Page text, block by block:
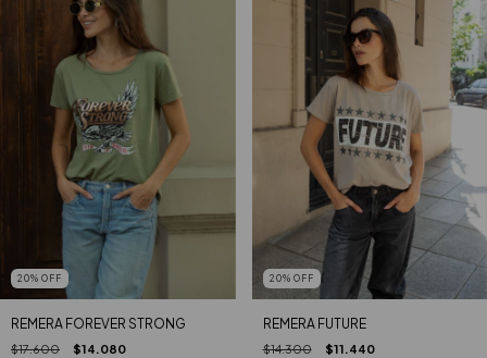
20% OFF
REMERA FOREVER STRONG
$17.600 $14.080
20% OFF
REMERA FUTURE
$14.300 $11.440